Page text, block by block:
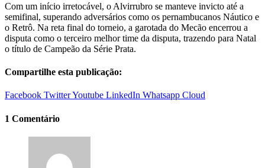
Com um início irretocável, o Alvirrubro se manteve invicto até a
semifinal, superando adversários como os pernambucanos Náutico e
o Retrô. Na reta final do torneio, a garotada do Mecão encerrou a
disputa como o terceiro melhor time da disputa, trazendo para Natal
o título de Campeão da Série Prata.
Compartilhe esta publicação:
Facebook TwitterYoutube LinkedIn Whatsapp Cloud
1 Comentário